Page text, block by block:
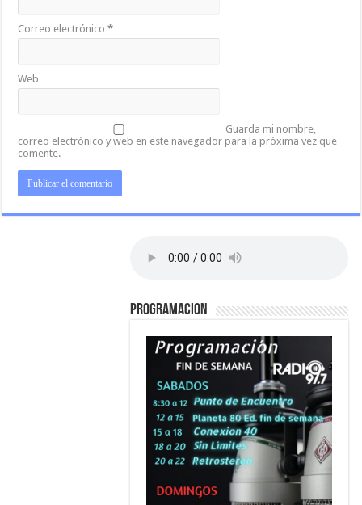
Correo electrónico*
Web
Guarda mi nombre,
correo electrónico y web en este navegador para la próxima vez que
comente.
PROGRAMACION